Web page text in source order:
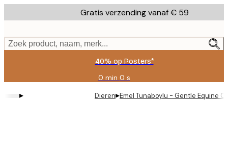
to
content.
Gratis verzending vanaf € 59
Zoek product, naam, merk...
40% op Posters*
0 min 0 s
Geldig
tot:
2026-
▸ Dieren▸Emel Tunaboylu - Gentle Equine